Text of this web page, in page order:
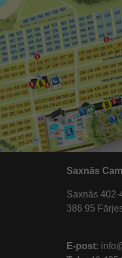
Saxnäs
Saxnäs 402-
386 95
E-post: